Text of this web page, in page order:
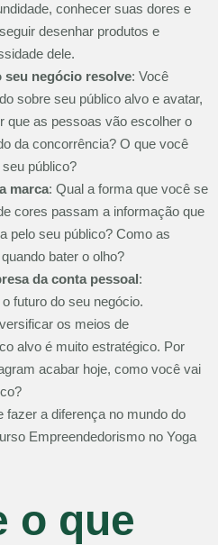
conhecer suas dores e
desenhar produtos e
dele.
seu negócio resolve: Você
sobre seu público alvo e avatar,
que as pessoas vão escolher o
da concorrência? O que você
público?
marca: Qual a forma que você se
cores passam a informação que
pelo seu público? Como as
bater o olho?
da conta pessoal:
futuro do seu negócio.
os meios de
alvo é muito estratégico. Por
acabar hoje, como você vai
fazer a diferença no mundo do
Empreendedorismo no Yoga
o que